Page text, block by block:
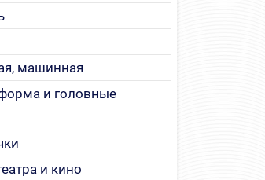
машинная
и головные
и кино